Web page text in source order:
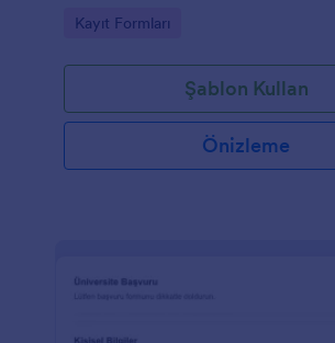
bilgileri ve önceki dönem notları da
toplayacaktır.
Go to Category:
Kayıt Formları
Şablon Kullan
Önizleme